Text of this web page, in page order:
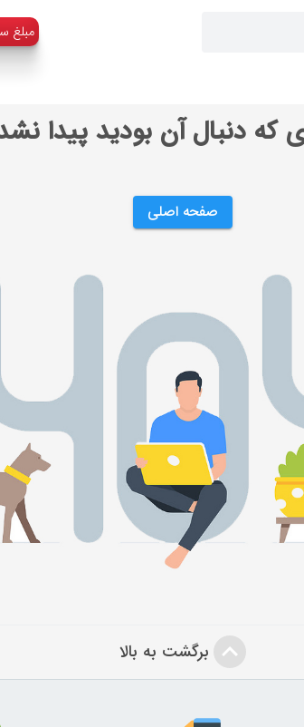
:مبلغ
که دنبال آن بودید پیدا
صفحه اصلی
برگشت به بالا